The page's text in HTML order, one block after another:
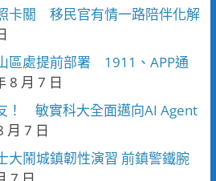
卡關 移民官有情一路陪伴化解
區處提前部署 1911、APP通
8 月 7 日
！ 敏實科大全面邁向AI Agent
月 7 日
大鬧城鎮韌性演習 前鎮警鐵腕